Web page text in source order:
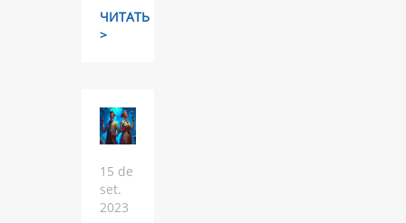
ЧИТАТЬ
>
15 de
set.
2023